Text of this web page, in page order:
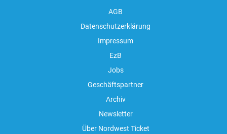
AGB
Datenschutzerklärung
Impressum
EzB
Jobs
Geschäftspartner
Archiv
Newsletter
Über Nordwest Ticket